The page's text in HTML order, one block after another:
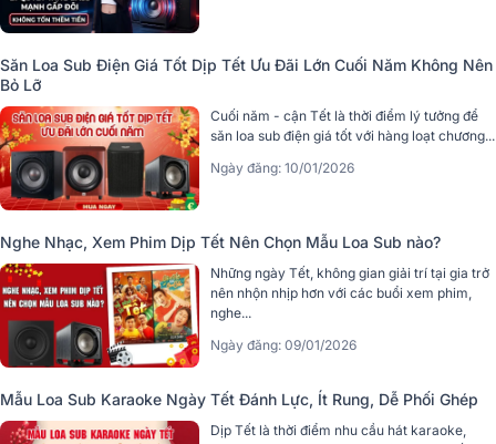
Săn Loa Sub Điện Giá Tốt Dịp Tết Ưu Đãi Lớn Cuối Năm Không Nên
Bỏ Lỡ
Cuối năm - cận Tết là thời điểm lý tưởng để
săn loa sub điện giá tốt với hàng loạt chương...
Ngày đăng: 10/01/2026
Nghe Nhạc, Xem Phim Dịp Tết Nên Chọn Mẫu Loa Sub nào?
Những ngày Tết, không gian giải trí tại gia trở
nên nhộn nhịp hơn với các buổi xem phim,
nghe...
Ngày đăng: 09/01/2026
Mẫu Loa Sub Karaoke Ngày Tết Đánh Lực, Ít Rung, Dễ Phối Ghép
Dịp Tết là thời điểm nhu cầu hát karaoke,